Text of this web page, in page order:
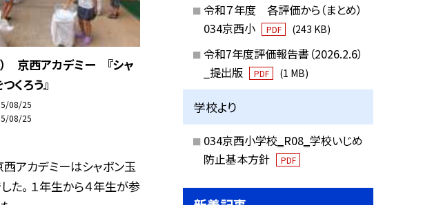
京西アカデミー 『シャ
くろう』
08/25
08/25
アカデミーはシャボン玉
た。 １年生から４年生が参
令和７年度 各評価から（まとめ）
034京西小
PDF (243 KB)
令和7年度評価報告書（2026.2.6）
_提出版
PDF (1 MB)
学校より
034京西小学校‗R08‗学校いじめ
防止基本方針
PDF